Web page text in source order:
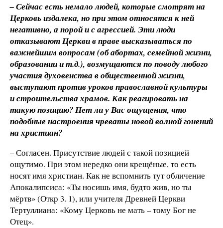
– Сейчас есть немало людей, которые смотрят на
Церковь издалека, но при этом относятся к ней
негативно, а порой и с агрессией. Эти люди
отказывают Церкви в праве высказываться по
важнейшим вопросам (об абортах, семейной жизни,
образовании и т.д.), возмущаются по поводу любого
участия духовенства в общественной жизни,
выступают против уроков православной культуры
и строительства храмов. Как реагировать на
такую позицию? Нет ли у Вас ощущения, что
подобные настроения чреваты новой волной гонений
на христиан?
– Согласен. Присутствие людей с такой позицией
ощутимо. При этом нередко они крещёные, то есть
носят имя христиан. Как не вспомнить тут обличение
Апокалипсиса: «Ты носишь имя, будто жив, но ты
мёртв» (Откр 3. 1), или учителя Древней Церкви
Тертуллиана: «Кому Церковь не мать – тому Бог не
Отец».